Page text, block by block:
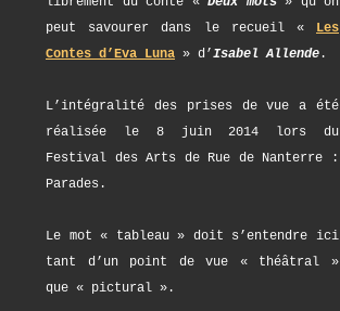
peut savourer dans le recueil « Les
Contes d’Eva Luna » d’Isabel Allende .
L’intégralité des prises de vue a été
réalisée le 8 juin 2014 lors du
Festival des Arts de Rue de Nanterre :
Parades.
Le mot « tableau » doit s’entendre ici
tant d’un point de vue « théâtral »
que « pictural ».